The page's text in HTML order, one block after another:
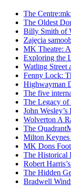
The
The Oldest
Billy Smith of
Zajęcia
MK Theatre: A
Exploring the
Watling Street
Fenny Lock:
Highwayman
The five
The Legacy
John
Wolverton A
The
Milton Keynes
MK Dons
The Historical
Robert
The Hidden
Bradwell